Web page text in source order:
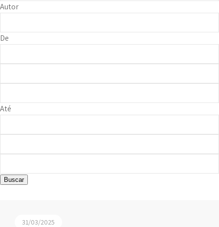
Autor
De
Até
Buscar
31/03/2025